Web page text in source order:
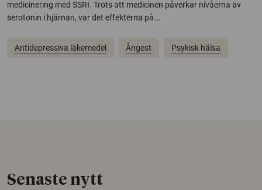
medicinering med SSRI. Trots att medicinen påverkar nivåerna av
serotonin i hjärnan, var det effekterna på...
Antidepressiva läkemedel Ångest Psykisk hälsa
Senaste nytt